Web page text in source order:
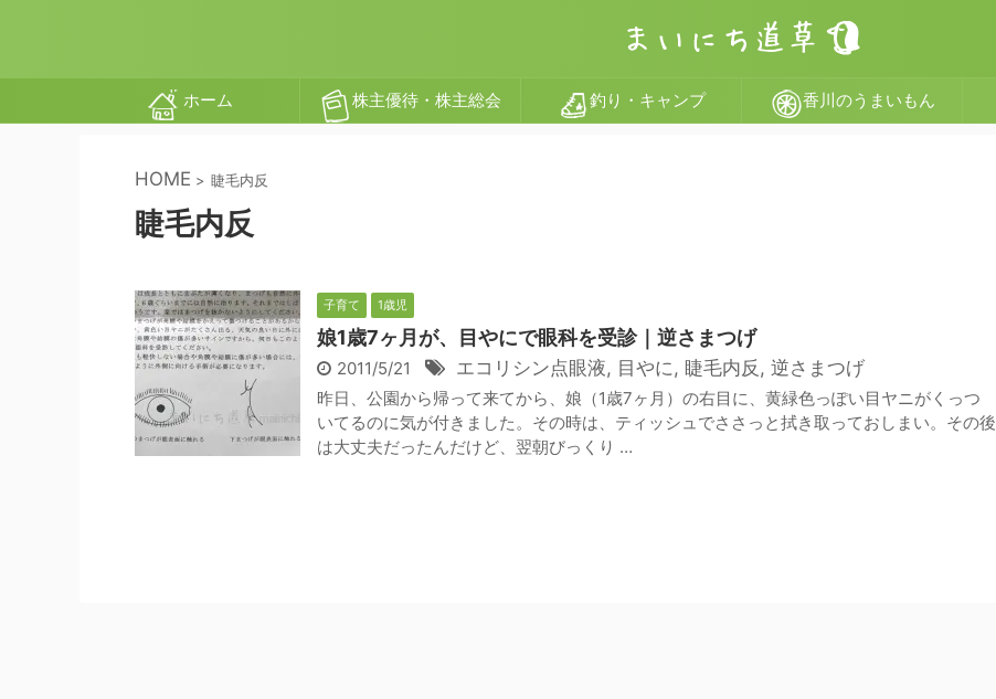
ホーム 株主優待・株主総会 釣り・キャンプ 香川のうまいもん
HOME > 睫毛内反
睫毛内反
子育て 1歳児
娘1歳7ヶ月が、目やにで眼科を受診｜逆さまつげ
2011/5/21 エコリシン点眼液, 目やに, 睫毛内反 , 逆さまつげ
昨日、公園から帰って来てから、娘（1歳7ヶ月）の右目に、黄緑色っぽい目ヤニがくっつ
いてるのに気が付きました。その時は、ティッシュでささっと拭き取っておしまい。その後
は大丈夫だったんだけど、翌朝びっくり …